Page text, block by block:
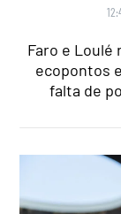
Faro e Loulé
ecopontos
falta de